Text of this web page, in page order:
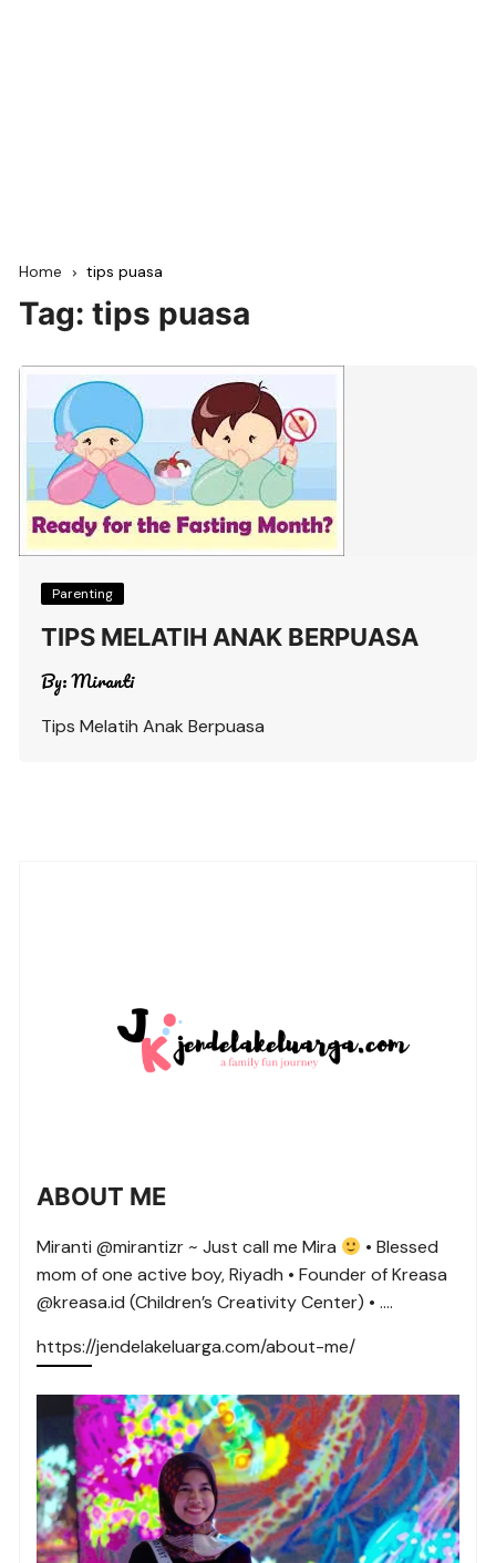
Home tips puasa
Tag:tips puasa
Parenting
TIPS MELATIH ANAK BERPUASA
By:Miranti
Tips Melatih Anak Berpuasa
ABOUT ME
Miranti @mirantizr ~ Just call me Mira
• Blessed
mom of one active boy, Riyadh • Founder of Kreasa
@kreasa.id (Children’s Creativity Center) • ….
https://jendelakeluarga.com/about-me/